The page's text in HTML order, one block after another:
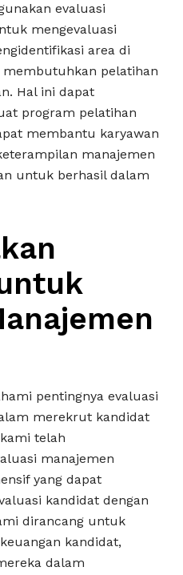
evaluasi
mengevaluasi
area di
pelatihan
Hal ini dapat
program pelatihan
membantu karyawan
manajemen
untuk berhasil dalam
pentingnya evaluasi
merekrut kandidat
telah
manajemen
yang dapat
kandidat dengan
dirancang untuk
kandidat,
dalam